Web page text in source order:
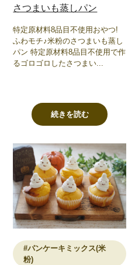
さつまいも蒸しパン
特定原材料8品目不使用おやつ!
ふわモチ♪米粉のさつまいも蒸し
パン 特定原材料8品目不使用で作
るゴロゴロしたさつまい...
続きを読む
#パンケーキミックス(米
粉)